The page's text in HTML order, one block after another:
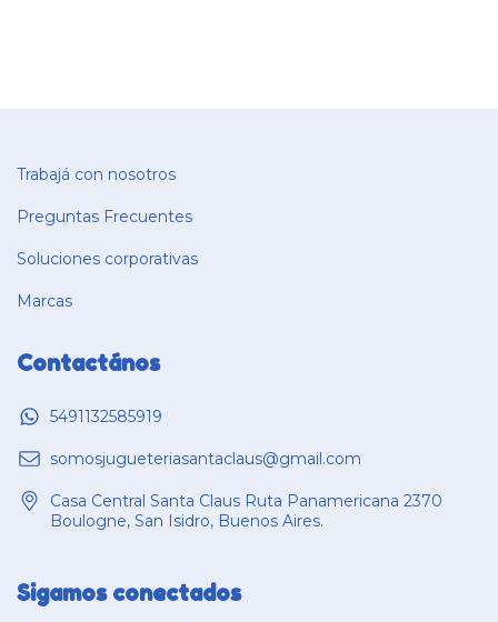
Trabajá con nosotros
Preguntas Frecuentes
Soluciones corporativas
Marcas
Contactános
5491132585919
somosjugueteriasantaclaus@gmail.com
Casa Central Santa Claus Ruta Panamericana 2370
Boulogne, San Isidro, Buenos Aires.
Sigamos conectados